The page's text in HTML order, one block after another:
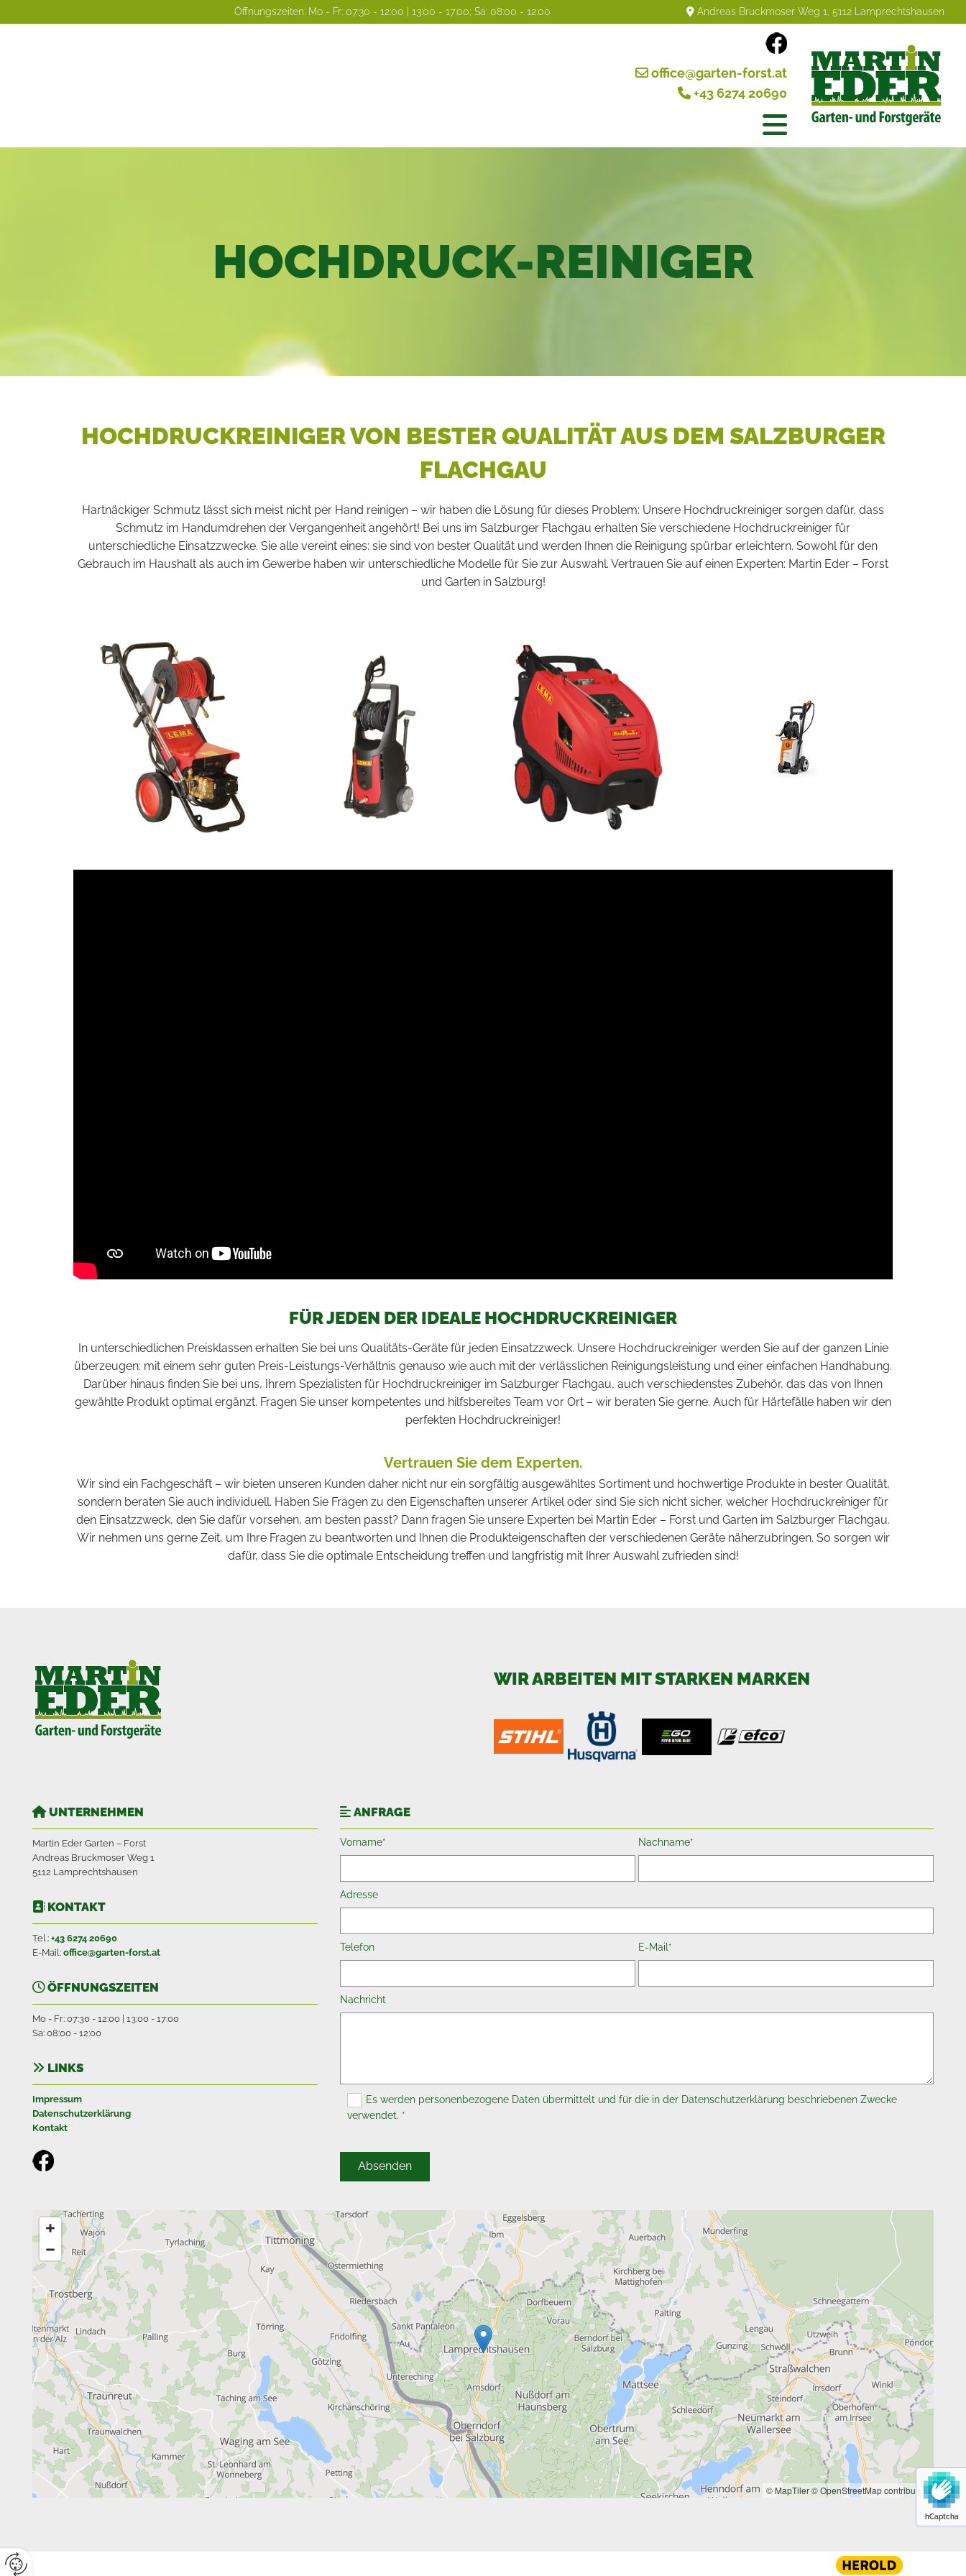
Öffnungszeiten: Mo - Fr: 07:30 - 12:00 | 13:00 - 17:00; Sa: 08:00 - 12:00  Andreas Bruckmoser Weg 1, 5112 Lamprechtshausen
 office@garten-forst.at
 +43 6274 20690
HOCHDRUCK-REINIGER
HOCHDRUCKREINIGER VON BESTER QUALITÄT AUS DEM SALZBURGER
FLACHGAU
Hartnäckiger Schmutz lässt sich meist nicht per Hand reinigen – wir haben die Lösung für dieses Problem: Unsere Hochdruckreiniger sorgen dafür, dass
Schmutz im Handumdrehen der Vergangenheit angehört! Bei uns im Salzburger Flachgau erhalten Sie verschiedene Hochdruckreiniger für
unterschiedliche Einsatzzwecke. Sie alle vereint eines: sie sind von bester Qualität und werden Ihnen die Reinigung spürbar erleichtern. Sowohl für den
Gebrauch im Haushalt als auch im Gewerbe haben wir unterschiedliche Modelle für Sie zur Auswahl. Vertrauen Sie auf einen Experten: Martin Eder – Forst
und Garten in Salzburg!
FÜR JEDEN DER IDEALE HOCHDRUCKREINIGER
In unterschiedlichen Preisklassen erhalten Sie bei uns Qualitäts-Geräte für jeden Einsatzzweck. Unsere Hochdruckreiniger werden Sie auf der ganzen Linie
überzeugen: mit einem sehr guten Preis-Leistungs-Verhältnis genauso wie auch mit der verlässlichen Reinigungsleistung und einer einfachen Handhabung.
Darüber hinaus finden Sie bei uns, Ihrem Spezialisten für Hochdruckreiniger im Salzburger Flachgau, auch verschiedenstes Zubehör, das das von Ihnen
gewählte Produkt optimal ergänzt. Fragen Sie unser kompetentes und hilfsbereites Team vor Ort – wir beraten Sie gerne. Auch für Härtefälle haben wir den
perfekten Hochdruckreiniger!
Vertrauen Sie dem Experten.
Wir sind ein Fachgeschäft – wir bieten unseren Kunden daher nicht nur ein sorgfältig ausgewähltes Sortiment und hochwertige Produkte in bester Qualität,
sondern beraten Sie auch individuell. Haben Sie Fragen zu den Eigenschaften unserer Artikel oder sind Sie sich nicht sicher, welcher Hochdruckreiniger für
den Einsatzzweck, den Sie dafür vorsehen, am besten passt? Dann fragen Sie unsere Experten bei Martin Eder – Forst und Garten im Salzburger Flachgau.
Wir nehmen uns gerne Zeit, um Ihre Fragen zu beantworten und Ihnen die Produkteigenschaften der verschiedenen Geräte näherzubringen. So sorgen wir
dafür, dass Sie die optimale Entscheidung treffen und langfristig mit Ihrer Auswahl zufrieden sind!
WIR ARBEITEN MIT STARKEN MARKEN
 UNTERNEHMEN
Martin Eder Garten – Forst
Andreas Bruckmoser Weg 1
5112 Lamprechtshausen
KONTAKT
Tel.: +43 6274 20690
E-Mail: office@garten-forst.at
ÖFFNUNGSZEITEN
Mo - Fr: 07:30 - 12:00 | 13:00 - 17:00
Sa: 08:00 - 12:00
 LINKS
Impressum
Datenschutzerklärung
Kontakt
ANFRAGE
Vorname* Nachname*
Adresse
Telefon E-Mail*
Nachricht
Es werden personenbezogene Daten übermittelt und für die in der Datenschutzerklärung beschriebenen Zwecke
verwendet. *
hCaptcha
© MapTiler© OpenStreetMap contributors